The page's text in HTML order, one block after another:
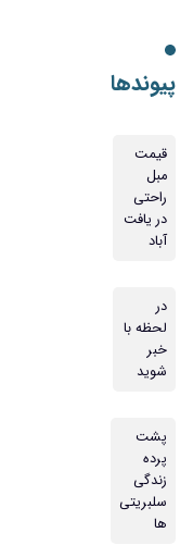
پیوندها
قیمت
مبل
راحتی
در یافت
آباد
در
لحظه با
خبر
شوید
پشت
پرده
زندگی
سلبریتی
ها